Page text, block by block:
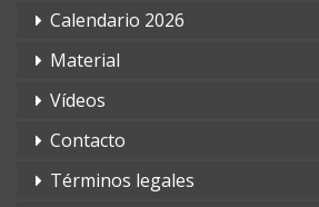
Calendario 2026
Material
Vídeos
Contacto
Términos legales